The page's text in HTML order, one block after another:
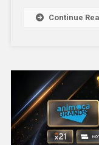
Continue